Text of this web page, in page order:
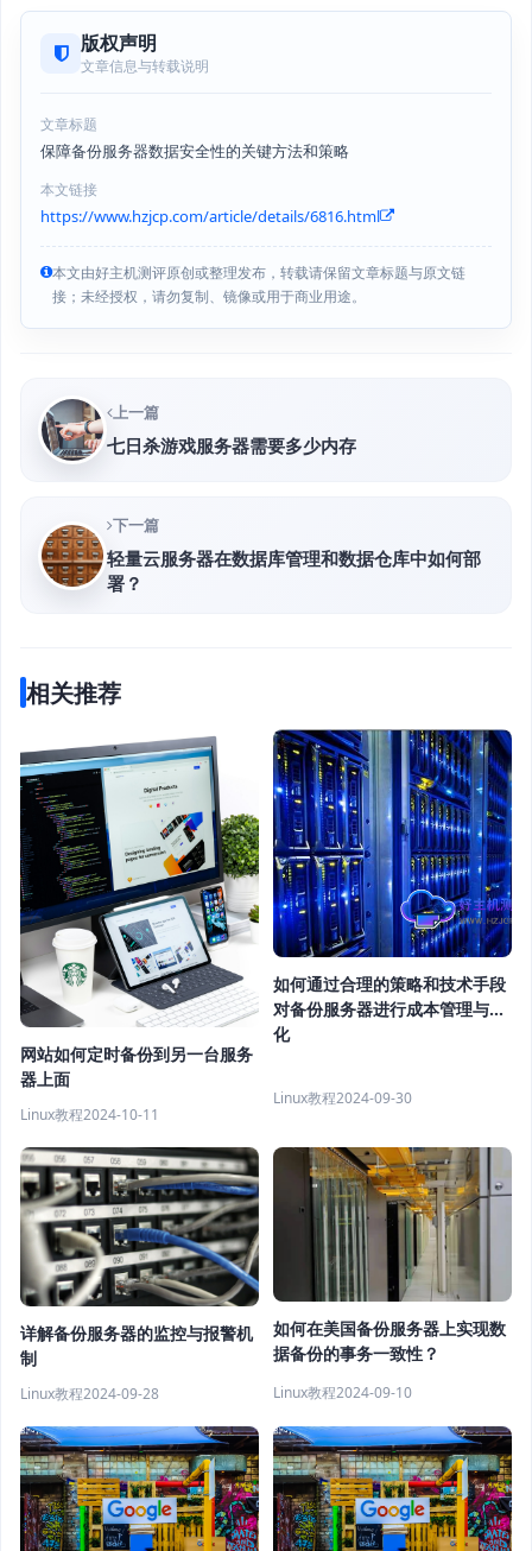
版权声明
文章信息与转载说明
文章标题
保障备份服务器数据安全性的关键方法和策略
本文链接
https://www.hzjcp.com/article/details/6816.html
本文由好主机测评原创或整理发布，转载请保留文章标题与原文链
接；未经授权，请勿复制、镜像或用于商业用途。
上一篇
七日杀游戏服务器需要多少内存
下一篇
轻量云服务器在数据库管理和数据仓库中如何部
署？
相关推荐
网站如何定时备份到另一台服务
器上面
Linux教程2024-10-11
如何通过合理的策略和技术手段
对备份服务器进行成本管理与优
化
Linux教程2024-09-30
详解备份服务器的监控与报警机
制
Linux教程2024-09-28
如何在美国备份服务器上实现数
据备份的事务一致性？
Linux教程2024-09-10